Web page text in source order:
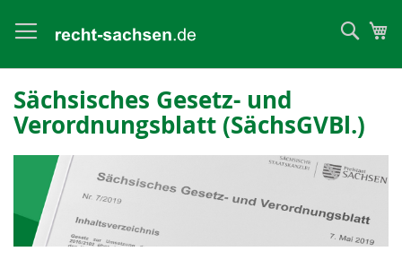
Sächsisches Gesetz- und
Verordnungsblatt (SächsGVBl.)